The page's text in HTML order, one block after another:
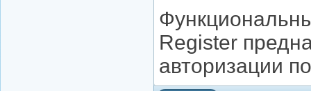
Register
авторизации